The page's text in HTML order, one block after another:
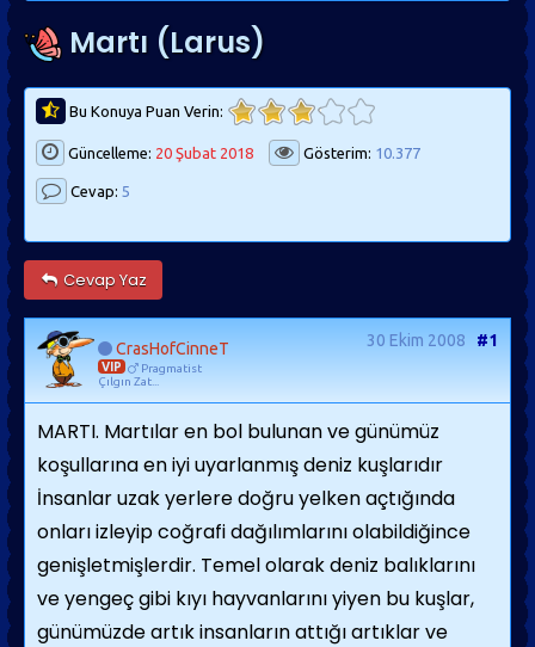
Martı (Larus)
Bu Konuya Puan Verin:
Güncelleme: 20 Şubat 2018 Gösterim: 10.377
Cevap: 5
Cevap Yaz
CrasHofCinneT
VIP
Pragmatist
Çılgın Zat...
30 Ekim 2008 #1
MARTI. Martılar en bol bulunan ve günümüz
koşullarına en iyi uyarlanmış deniz kuşlarıdır
İnsanlar uzak yerlere doğru yelken açtığında
onları izleyip coğrafi dağılımlarını olabildiğin­ce
genişletmişlerdir. Temel olarak deniz ba­lıklarını
ve yengeç gibi kıyı hayvanlarını yiyen bu kuşlar,
günümüzde artık insanların attığı artıklar ve